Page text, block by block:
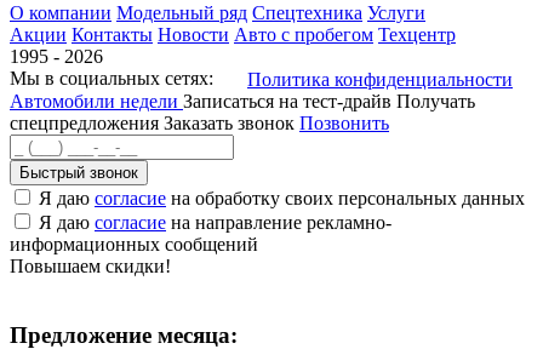
О компании Модельный ряд Спецтехника Услуги
Акции Контакты Новости Авто с пробегом Техцентр
1995 - 2026
Мы в социальных сетях:
Политика конфиденциальности
Автомобили недели Записаться на тест-драйв Получать
спецпредложения Заказать звонок Позвонить
Быстрый звонок
Я даю согласие на обработку своих персональных данных
Я даю согласие на направление рекламно-
информационных сообщений
Повышаем скидки!
Предложение месяца: